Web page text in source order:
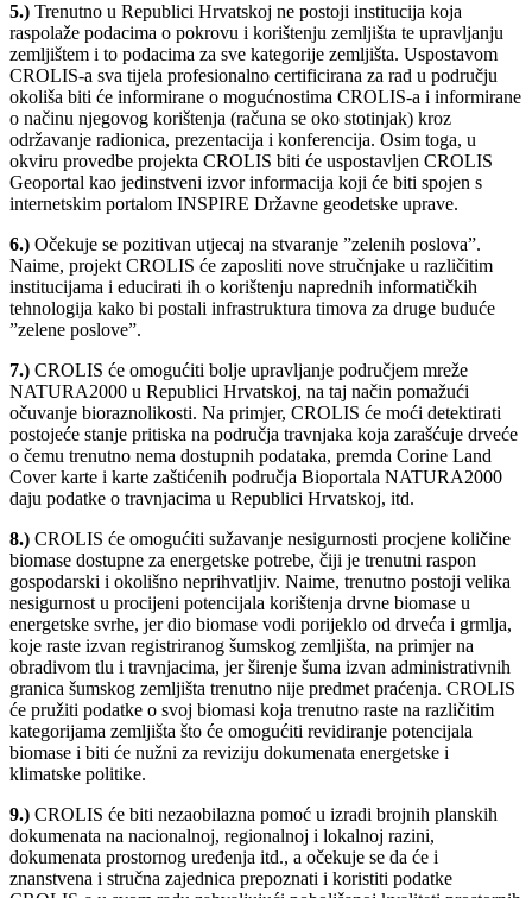
5.) Trenutno u Republici Hrvatskoj ne postoji institucija koja
raspolaže podacima o pokrovu i korištenju zemljišta te upravljanju
zemljištem i to podacima za sve kategorije zemljišta. Uspostavom
CROLIS-a sva tijela profesionalno certificirana za rad u području
okoliša biti će informirane o mogućnostima CROLIS-a i informirane
o načinu njegovog korištenja (računa se oko stotinjak) kroz
održavanje radionica, prezentacija i konferencija. Osim toga, u
okviru provedbe projekta CROLIS biti će uspostavljen CROLIS
Geoportal kao jedinstveni izvor informacija koji će biti spojen s
internetskim portalom INSPIRE Državne geodetske uprave.
6.) Očekuje se pozitivan utjecaj na stvaranje ”zelenih poslova”.
Naime, projekt CROLIS će zaposliti nove stručnjake u različitim
institucijama i educirati ih o korištenju naprednih informatičkih
tehnologija kako bi postali infrastruktura timova za druge buduće
”zelene poslove”.
7.) CROLIS će omogućiti bolje upravljanje područjem mreže
NATURA2000 u Republici Hrvatskoj, na taj način pomažući
očuvanje bioraznolikosti. Na primjer, CROLIS će moći detektirati
postojeće stanje pritiska na područja travnjaka koja zarašćuje drveće
o čemu trenutno nema dostupnih podataka, premda Corine Land
Cover karte i karte zaštićenih područja Bioportala NATURA2000
daju podatke o travnjacima u Republici Hrvatskoj, itd.
8.) CROLIS će omogućiti sužavanje nesigurnosti procjene količine
biomase dostupne za energetske potrebe, čiji je trenutni raspon
gospodarski i okolišno neprihvatljiv. Naime, trenutno postoji velika
nesigurnost u procijeni potencijala korištenja drvne biomase u
energetske svrhe, jer dio biomase vodi porijeklo od drveća i grmlja,
koje raste izvan registriranog šumskog zemljišta, na primjer na
obradivom tlu i travnjacima, jer širenje šuma izvan administrativnih
granica šumskog zemljišta trenutno nije predmet praćenja. CROLIS
će pružiti podatke o svoj biomasi koja trenutno raste na različitim
kategorijama zemljišta što će omogućiti revidiranje potencijala
biomase i biti će nužni za reviziju dokumenata energetske i
klimatske politike.
9.) CROLIS će biti nezaobilazna pomoć u izradi brojnih planskih
dokumenata na nacionalnoj, regionalnoj i lokalnoj razini,
dokumenata prostornog uređenja itd., a očekuje se da će i
znanstvena i stručna zajednica prepoznati i koristiti podatke